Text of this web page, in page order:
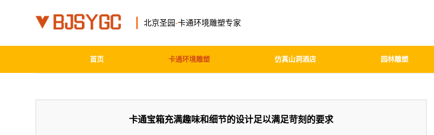
北京圣园-卡通环境雕塑专家
首页 卡通环境雕塑 仿真山洞酒店 园林雕塑
卡通宝箱充满趣味和细节的设计足以满足苛刻的要求